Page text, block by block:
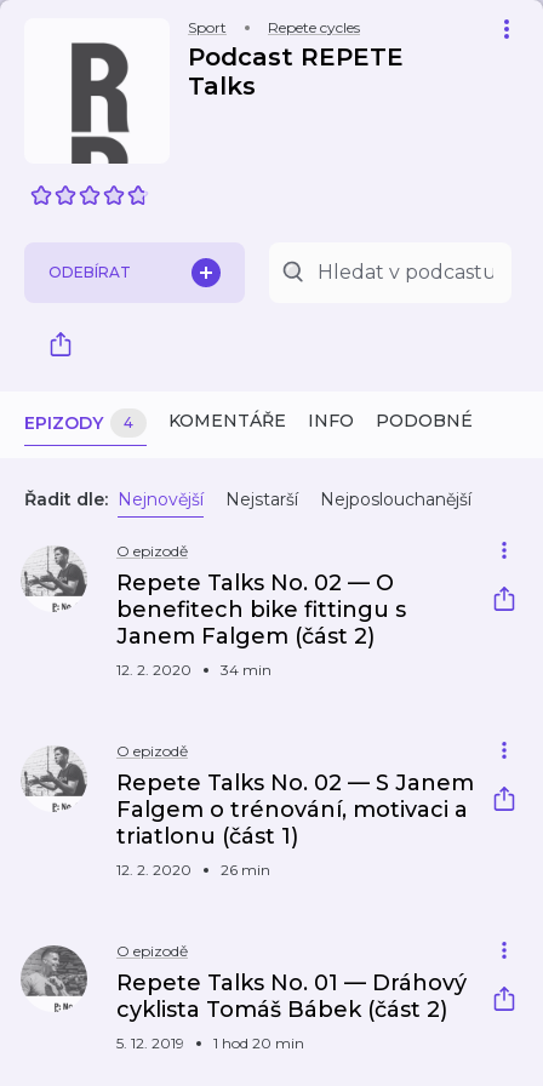
Sport Repete cycles
Podcast REPETE
Talks
ODEBÍRAT
EPIZODY 4 KOMENTÁŘE INFO PODOBNÉ
Řadit dle: Nejnovější Nejstarší Nejposlouchanější
O epizodě
Repete Talks No. 02 — O
benefitech bike fittingu s
Janem Falgem (část 2)
12. 2. 2020 34 min
O epizodě
Repete Talks No. 02 — S Janem
Falgem o trénování, motivaci a
triatlonu (část 1)
12. 2. 2020 26 min
O epizodě
Repete Talks No. 01 — Dráhový
cyklista Tomáš Bábek (část 2)
5. 12. 2019 1 hod 20 min